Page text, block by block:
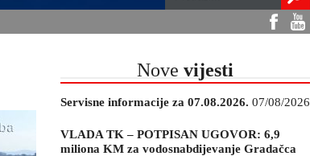
Nove vijesti
Servisne informacije za 07.08.2026. 07/08/2026
VLADA TK – POTPISAN UGOVOR: 6,9
miliona KM za vodosnabdijevanje Gradačca